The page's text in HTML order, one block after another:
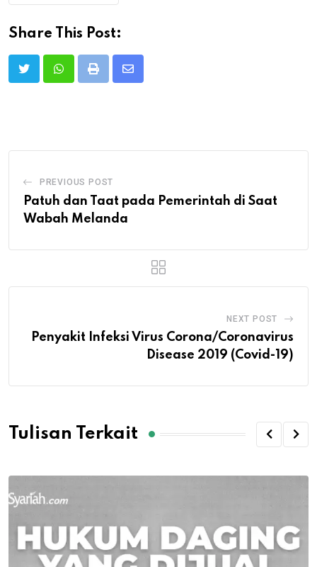
Share This Post:
Print
Share
PREVIOUS POST
Patuh dan Taat pada Pemerintah di Saat
Wabah Melanda
NEXT POST
Penyakit Infeksi Virus Corona/Coronavirus
Disease 2019 (Covid-19)
Tulisan Terkait